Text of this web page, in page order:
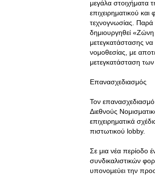
μεγάλα στοιχήματα
επιχειρηματικού
τεχνογνωσίας.
δημιουργηθεί
μετεγκατάστασης να
νομοθεσίας, με
μετεγκατάσταση
Επανασχεδιασμός
Τον
Διεθνούς
επιχειρηματικά
πιστωτικού lobby.
Σε μια νέα περίοδο
συνδικαλιστικών
υπονομεύει την